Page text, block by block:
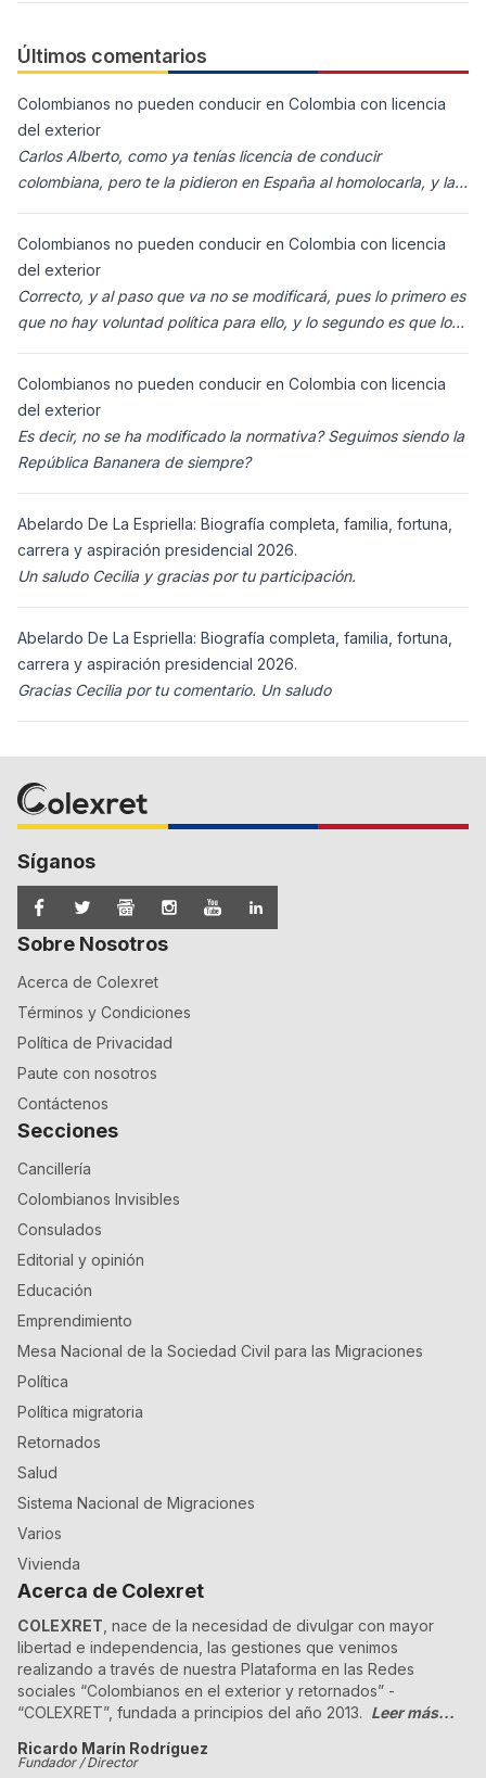
Últimos comentarios
Colombianos no pueden conducir en Colombia con licencia
del exterior
Carlos Alberto, como ya tenías licencia de conducir
colombiana, pero te la pidieron en España al homolocarla, y la
Colombianos no pueden conducir en Colombia con licencia
del exterior
Correcto, y al paso que va no se modificará, pues lo primero es
que no hay voluntad política para ello, y lo segundo es que los
Colombianos no pueden conducir en Colombia con licencia
del exterior
Es decir, no se ha modificado la normativa? Seguimos siendo la
República Bananera de siempre?
Abelardo De La Espriella: Biografía completa, familia, fortuna,
carrera y aspiración presidencial 2026.
Un saludo Cecilia y gracias por tu participación.
Abelardo De La Espriella: Biografía completa, familia, fortuna,
carrera y aspiración presidencial 2026.
Gracias Cecilia por tu comentario. Un saludo
Síganos
Sobre Nosotros
Acerca de Colexret
Términos y Condiciones
Política de Privacidad
Paute con nosotros
Contáctenos
Secciones
Cancillería
Colombianos Invisibles
Consulados
Editorial y opinión
Educación
Emprendimiento
Mesa Nacional de la Sociedad Civil para las Migraciones
Política
Política migratoria
Retornados
Salud
Sistema Nacional de Migraciones
Varios
Vivienda
Acerca de Colexret
COLEXRET , nace de la necesidad de divulgar con mayor
libertad e independencia, las gestiones que venimos
realizando a través de nuestra Plataforma en las Redes
sociales “Colombianos en el exterior y retornados” -
“COLEXRET”, fundada a principios del año 2013. Leer más...
Ricardo Marín Rodríguez
Fundador / Director